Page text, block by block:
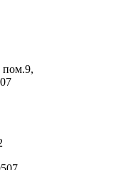
пом.9,